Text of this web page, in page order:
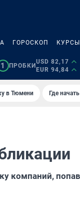
ГОРОСКОП
1 ПРОБКИ
USD 82,17
EUR 94,84
в Тюмени Где
компаний,